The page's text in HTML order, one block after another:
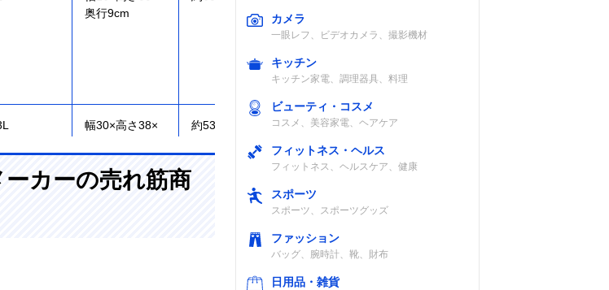
奥行9cm
幅30×高さ38×
約530g ナイロン、牛革
ナイロン、ポリ
カーの売れ筋商
カメラ
一眼レフ、ビデオカメラ、撮影機材
キッチン
キッチン家電、調理器具、料理
ビューティ・コスメ
コスメ、美容家電、ヘアケア
フィットネス・ヘルス
フィットネス、ヘルスケア、健康
スポーツ
スポーツ、スポーツグッズ
ファッション
バッグ、腕時計、靴、財布
日用品・雑貨